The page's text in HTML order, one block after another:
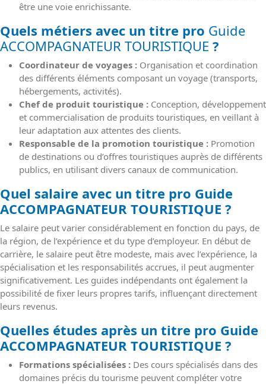
être une voie enrichissante.
Quels métiers avec un titre pro Guide
ACCOMPAGNATEUR TOURISTIQUE ?
Coordinateur de voyages : Organisation et coordination
des différents éléments composant un voyage (transports,
hébergements, activités).
Chef de produit touristique : Conception, développement
et commercialisation de produits touristiques, en veillant à
leur adaptation aux attentes des clients.
Responsable de la promotion touristique : Promotion
de destinations ou d’offres touristiques auprès de différents
publics, en utilisant divers canaux de communication.
Quel salaire avec un titre pro Guide
ACCOMPAGNATEUR TOURISTIQUE ?
Le salaire peut varier considérablement en fonction du pays, de
la région, de l’expérience et du type d’employeur. En début de
carrière, le salaire peut être modeste, mais avec l’expérience, la
spécialisation et les responsabilités accrues, il peut augmenter
significativement. Les guides indépendants ont également la
possibilité de fixer leurs propres tarifs, influençant directement
leurs revenus.
Quelles études après un titre pro Guide
ACCOMPAGNATEUR TOURISTIQUE ?
Formations spécialisées : Des cours spécialisés dans des
domaines précis du tourisme peuvent compléter votre